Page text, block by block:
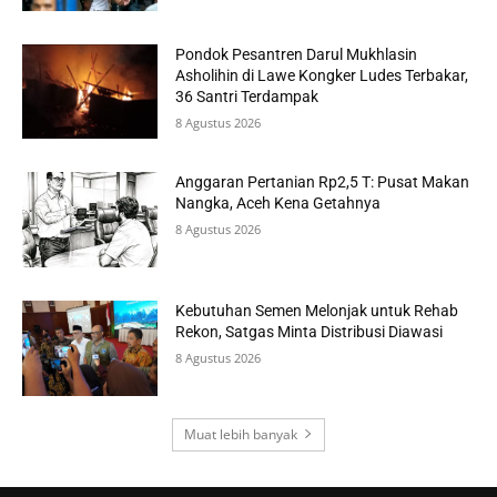
Pondok Pesantren Darul Mukhlasin
Asholihin di Lawe Kongker Ludes Terbakar,
36 Santri Terdampak
8 Agustus 2026
Anggaran Pertanian Rp2,5 T: Pusat Makan
Nangka, Aceh Kena Getahnya
8 Agustus 2026
Kebutuhan Semen Melonjak untuk Rehab
Rekon, Satgas Minta Distribusi Diawasi
8 Agustus 2026
Muat lebih banyak